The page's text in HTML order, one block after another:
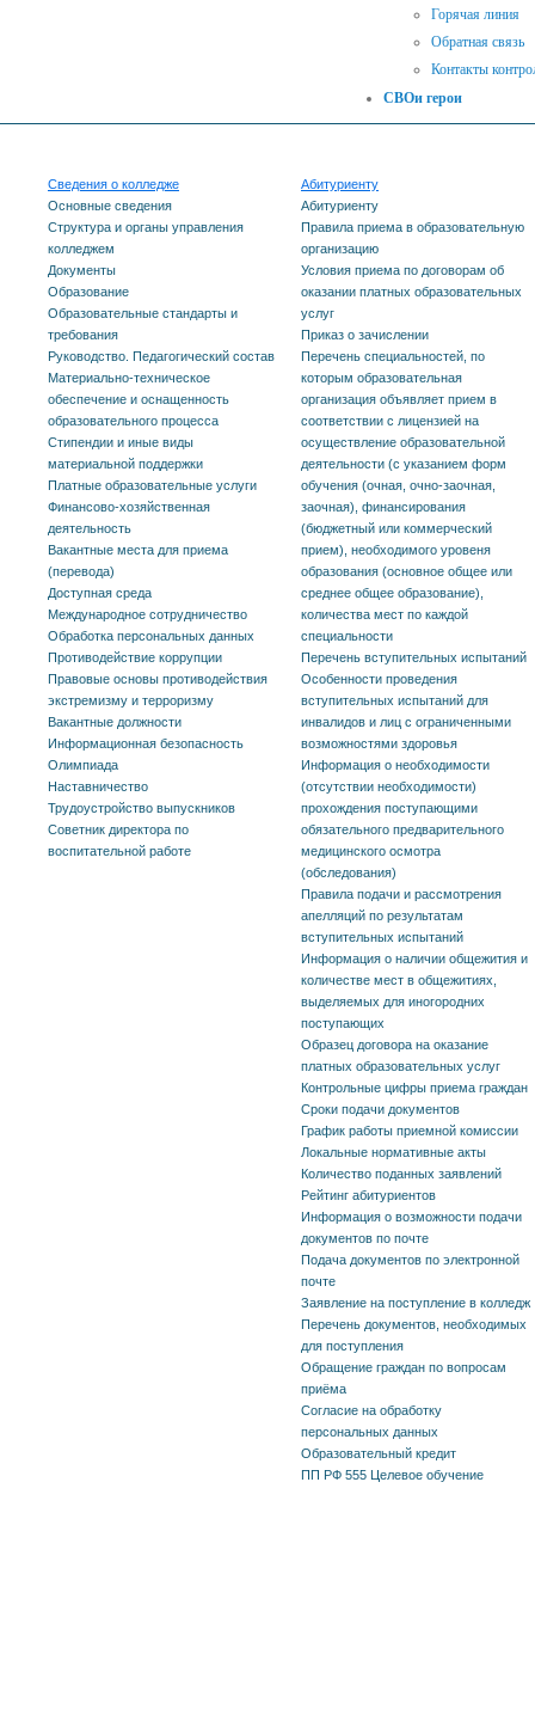
Горячая линия
Обратная связь
Контакты
СВОи герои
Сведения о колледже
Основные сведения
Структура и органы управления
колледжем
Документы
Образование
Образовательные стандарты и
требования
Руководство. Педагогический состав
Материально-техническое
обеспечение и оснащенность
образовательного процесса
Стипендии и иные виды
материальной поддержки
Платные образовательные услуги
Финансово-хозяйственная
деятельность
Вакантные места для приема
(перевода)
Доступная среда
Международное сотрудничество
Обработка персональных данных
Противодействие коррупции
Правовые основы противодействия
экстремизму и терроризму
Вакантные должности
Информационная безопасность
Олимпиада
Наставничество
Трудоустройство выпускников
Советник директора по
воспитательной работе
Абитуриенту
Абитуриенту
Правила приема в образовательную
организацию
Условия приема по договорам об
оказании платных образовательных
услуг
Приказ о зачислении
Перечень специальностей, по
которым образовательная
организация объявляет прием в
соответствии с лицензией на
осуществление образовательной
деятельности (с указанием форм
обучения (очная, очно-заочная,
заочная), финансирования
(бюджетный или коммерческий
прием), необходимого уровеня
образования (основное общее или
среднее общее образование),
количества мест по каждой
специальности
Перечень вступительных испытаний
Особенности проведения
вступительных испытаний для
инвалидов и лиц с ограниченными
возможностями здоровья
Информация о необходимости
(отсутствии необходимости)
прохождения поступающими
обязательного предварительного
медицинского осмотра
(обследования)
Правила подачи и рассмотрения
апелляций по результатам
вступительных испытаний
Информация о наличии общежития и
количестве мест в общежитиях,
выделяемых для иногородних
поступающих
Образец договора на оказание
платных образовательных услуг
Контрольные цифры приема граждан
Сроки подачи документов
График работы приемной комиссии
Локальные нормативные акты
Количество поданных заявлений
Рейтинг абитуриентов
Информация о возможности подачи
документов по почте
Подача документов по электронной
почте
Заявление на поступление в колледж
Перечень документов, необходимых
для поступления
Обращение граждан по вопросам
приёма
Согласие на обработку
персональных данных
Образовательный кредит
ПП РФ 555 Целевое обучение